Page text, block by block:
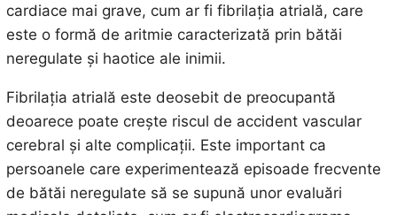
cardiace mai grave, cum ar fi fibrilația atrială, care
este o formă de aritmie caracterizată prin bătăi
neregulate și haotice ale inimii.
Fibrilația atrială este deosebit de preocupantă
deoarece poate crește riscul de accident vascular
cerebral și alte complicații. Este important ca
persoanele care experimentează episoade frecvente
de bătăi neregulate să se supună unor evaluări